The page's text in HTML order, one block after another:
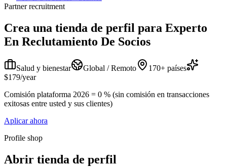
Partner recruitment
Crea una tienda de perfil para Experto
En Reclutamiento De Socios
Salud y bienestar Global / Remoto
170+ países
$179/year
Comisión plataforma 2026 = 0 % (sin comisión en transacciones
exitosas entre usted y sus clientes)
Aplicar ahora
Profile shop
Abrir tienda de perfil